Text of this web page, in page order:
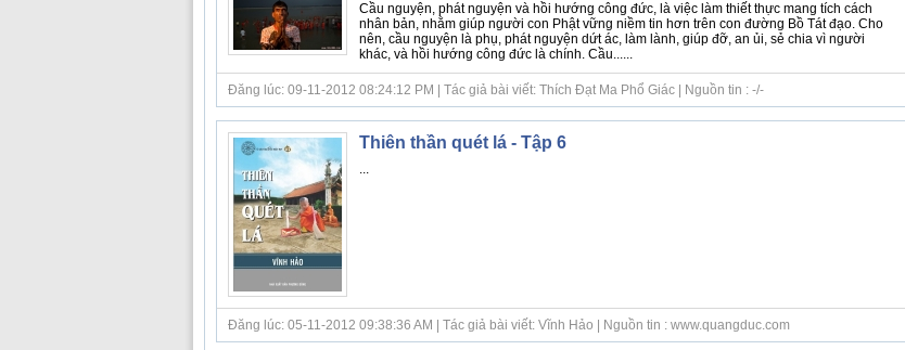
Cầu nguyện, phát nguyện và hồi hướng công đức, là việc làm thiết thực mang tích cách
nhân bản, nhằm giúp người con Phật vững niềm tin hơn trên con đường Bồ Tát đạo. Cho
nên, cầu nguyện là phụ, phát nguyện dứt ác, làm lành, giúp đỡ, an ủi, sẻ chia vì người
khác, và hồi hướng công đức là chính. Cầu......
Đăng lúc: 09-11-2012 08:24:12 PM | Tác giả bài viết: Thích Đạt Ma Phổ Giác | Nguồn tin : -/-
Thiên thần quét lá - Tập 6
...
Đăng lúc: 05-11-2012 09:38:36 AM | Tác giả bài viết: Vĩnh Hảo | Nguồn tin : www.quangduc.com